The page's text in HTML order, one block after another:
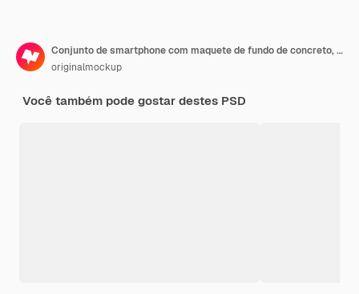
Conjunto de smartphone com maquete de fundo de concreto, vista frontal
originalmockup
Você também pode gostar destes PSD